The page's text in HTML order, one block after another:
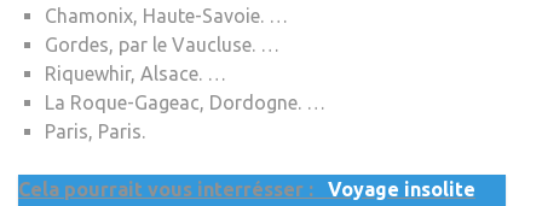
Chamonix, Haute-Savoie. …
Gordes, par le Vaucluse. …
Riquewhir, Alsace. …
La Roque-Gageac, Dordogne. …
Paris, Paris.
Cela pourrait vous interrésser :
Voyage insolite